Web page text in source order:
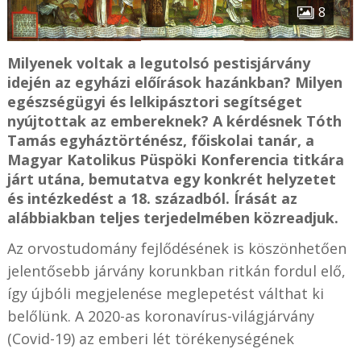
8
Milyenek voltak a legutolsó pestisjárvány
idején az egyházi előírások hazánkban? Milyen
egészségügyi és lelkipásztori segítséget
nyújtottak az embereknek? A kérdésnek Tóth
Tamás egyháztörténész, főiskolai tanár, a
Magyar Katolikus Püspöki Konferencia titkára
járt utána, bemutatva egy konkrét helyzetet
és intézkedést a 18. századból. Írását az
alábbiakban teljes terjedelmében közreadjuk.
Az orvostudomány fejlődésének is köszönhetően
jelentősebb járvány korunkban ritkán fordul elő,
így újbóli megjelenése meglepetést válthat ki
belőlünk. A 2020-as koronavírus-világjárvány
(Covid-19) az emberi lét törékenységének